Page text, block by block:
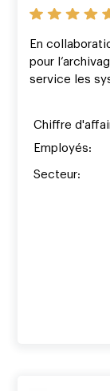
En
pour
service les
Chiffre
Employés:
Secteur: